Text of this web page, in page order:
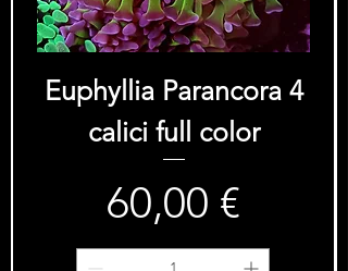
Euphyllia Parancora 4
calici full color
Prezzo
60,00 €